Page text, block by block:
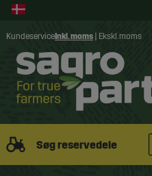
Kundeservice Inkl. moms Ekskl. moms
Søg reservedele